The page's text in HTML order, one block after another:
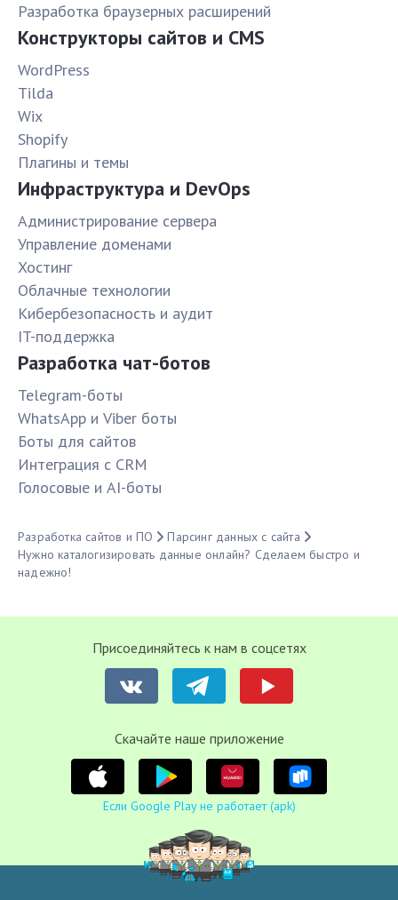
Разработка браузерных расширений
Конструкторы сайтов и CMS
WordPress
Tilda
Wix
Shopify
Плагины и темы
Инфраструктура и DevOps
Администрирование сервера
Управление доменами
Хостинг
Облачные технологии
Кибербезопасность и аудит
IT-поддержка
Разработка чат-ботов
Telegram-боты
WhatsApp и Viber боты
Боты для сайтов
Интеграция с CRM
Голосовые и AI-боты
Разработка сайтов и ПО
Парсинг данных с сайта
Нужно каталогизировать данные онлайн? Сделаем быстро и
надежно!
Присоединяйтесь к нам в соцсетях
Cкачайте наше приложение
Если Google Play не работает (apk)